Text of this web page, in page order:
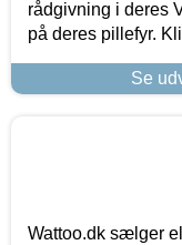
rådgivning i deres
på deres pillefyr.
Se
Wattoo.dk sælger